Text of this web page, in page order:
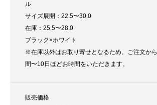
ル
サイズ展開：22.5〜30.0
在庫：25.5〜28.0
ブラック×ホワイト
※在庫以外はお取り寄せとなるため、ご注文か
間〜10日ほどお時間をいただきます。
販売価格